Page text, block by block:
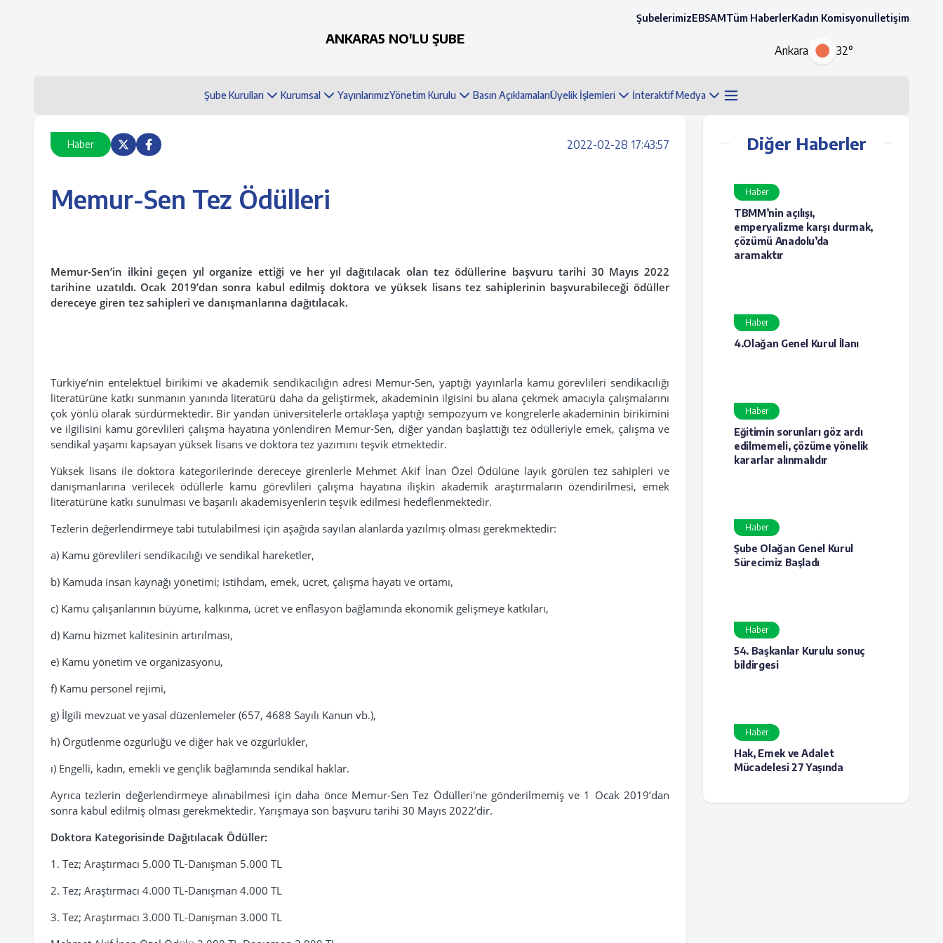
ANKARA5 NO'LU ŞUBE
ŞubelerimizEBSAMTüm HaberlerKadın Komisyonuİletişim
Ankara 32°
Şube Kurulları Kurumsal YayınlarımızYönetim Kurulu Basın AçıklamalarıÜyelik İşlemleri İnteraktif Medya
Haber 2022-02-28 17:43:57
Memur-Sen Tez Ödülleri
Memur-Sen’in ilkini geçen yıl organize ettiği ve her yıl dağıtılacak olan tez ödüllerine başvuru tarihi 30 Mayıs 2022
tarihine uzatıldı. Ocak 2019’dan sonra kabul edilmiş doktora ve yüksek lisans tez sahiplerinin başvurabileceği ödüller
dereceye giren tez sahipleri ve danışmanlarına dağıtılacak.
Türkiye’nin entelektüel birikimi ve akademik sendikacılığın adresi Memur-Sen, yaptığı yayınlarla kamu görevlileri sendikacılığı
literatürüne katkı sunmanın yanında literatürü daha da geliştirmek, akademinin ilgisini bu alana çekmek amacıyla çalışmalarını
çok yönlü olarak sürdürmektedir. Bir yandan üniversitelerle ortaklaşa yaptığı sempozyum ve kongrelerle akademinin birikimini
ve ilgilisini kamu görevlileri çalışma hayatına yönlendiren Memur-Sen, diğer yandan başlattığı tez ödülleriyle emek, çalışma ve
sendikal yaşamı kapsayan yüksek lisans ve doktora tez yazımını teşvik etmektedir.
Yüksek lisans ile doktora kategorilerinde dereceye girenlerle Mehmet Akif İnan Özel Ödülüne layık görülen tez sahipleri ve
danışmanlarına verilecek ödüllerle kamu görevlileri çalışma hayatına ilişkin akademik araştırmaların özendirilmesi, emek
literatürüne katkı sunulması ve başarılı akademisyenlerin teşvik edilmesi hedeflenmektedir.
Tezlerin değerlendirmeye tabi tutulabilmesi için aşağıda sayılan alanlarda yazılmış olması gerekmektedir:
a) Kamu görevlileri sendikacılığı ve sendikal hareketler,
b) Kamuda insan kaynağı yönetimi; istihdam, emek, ücret, çalışma hayatı ve ortamı,
c) Kamu çalışanlarının büyüme, kalkınma, ücret ve enflasyon bağlamında ekonomik gelişmeye katkıları,
d) Kamu hizmet kalitesinin artırılması,
e) Kamu yönetim ve organizasyonu,
f) Kamu personel rejimi,
g) İlgili mevzuat ve yasal düzenlemeler (657, 4688 Sayılı Kanun vb.),
h) Örgütlenme özgürlüğü ve diğer hak ve özgürlükler,
ı) Engelli, kadın, emekli ve gençlik bağlamında sendikal haklar.
Ayrıca tezlerin değerlendirmeye alınabilmesi için daha önce Memur-Sen Tez Ödülleri'ne gönderilmemiş ve 1 Ocak 2019’dan
sonra kabul edilmiş olması gerekmektedir. Yarışmaya son başvuru tarihi 30 Mayıs 2022’dir.
Doktora Kategorisinde Dağıtılacak Ödüller:
1. Tez; Araştırmacı 5.000 TL-Danışman 5.000 TL
2. Tez; Araştırmacı 4.000 TL-Danışman 4.000 TL
3. Tez; Araştırmacı 3.000 TL-Danışman 3.000 TL
Diğer Haberler
Haber
TBMM’nin açılışı,
emperyalizme karşı durmak,
çözümü Anadolu’da
aramaktır
Haber
4.Olağan Genel Kurul İlanı
Haber
Eğitimin sorunları göz ardı
edilmemeli, çözüme yönelik
kararlar alınmalıdır
Haber
Şube Olağan Genel Kurul
Sürecimiz Başladı
Haber
54. Başkanlar Kurulu sonuç
bildirgesi
Haber
Hak, Emek ve Adalet
Mücadelesi 27 Yaşında